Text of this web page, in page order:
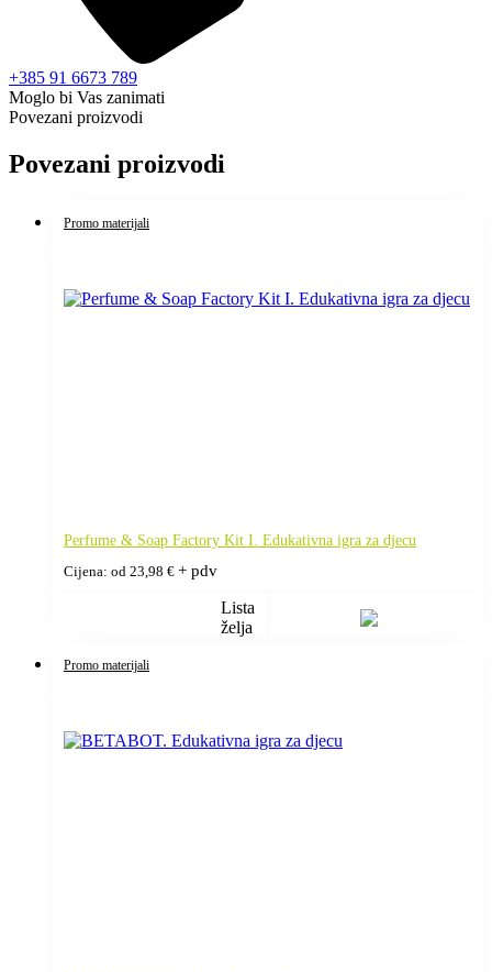
+385 91 6673 789
Moglo bi Vas zanimati
Povezani proizvodi
Povezani proizvodi
Promo materijali
Perfume & Soap Factory Kit I. Edukativna igra za djecu
Cijena: od 23,98 € + pdv
Lista
želja
Promo materijali